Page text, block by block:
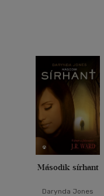
Második sírhant
Darynda Jones